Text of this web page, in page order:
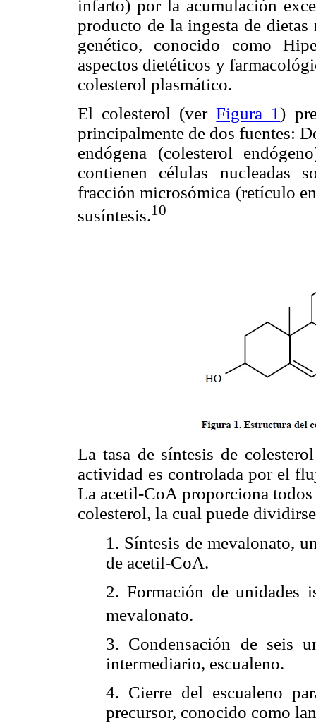
infarto) por la acumulación
producto de la ingesta de
genético, conocido como
aspectos dietéticos y
colesterol plasmático.
El colesterol (verFigura 1)
principalmente de dos fuentes:
endógena (colesterol
contienen células nucleadas
fracción microsómica (retículo
susíntesis.10
La tasa de síntesis de
actividad es controlada por el
La acetil-CoA proporciona
colesterol, la cual puede
1. Síntesis de mevalonato,
de acetil-CoA.
2. Formación de unidades
mevalonato.
3. Condensación de seis
intermediario, escualeno.
4. Cierre del escualeno
precursor, conocido como